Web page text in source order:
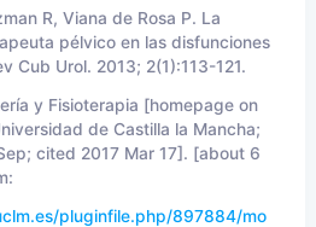
R, Viana de Rosa P. La
pélvico en las disfunciones
Cub Urol. 2013; 2(1):113-121.
y Fisioterapia [homepage on
de Castilla la Mancha;
cited 2017 Mar 17]. [about 6
pluginfile.php/897884/mo